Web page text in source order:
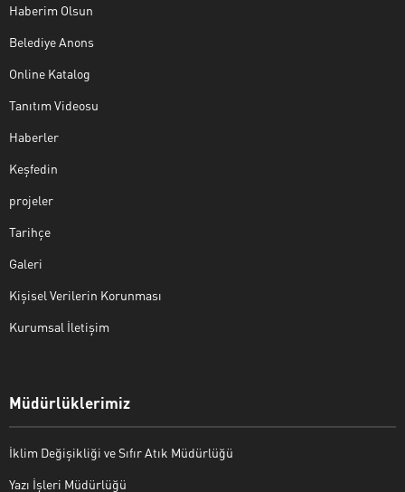
Haberim Olsun
Belediye Anons
Online Katalog
Tanıtım Videosu
Haberler
Keşfedin
projeler
Tarihçe
Galeri
Kişisel Verilerin Korunması
Kurumsal İletişim
Müdürlüklerimiz
İklim Değişikliği ve Sıfır Atık Müdürlüğü
Yazı İşleri Müdürlüğü